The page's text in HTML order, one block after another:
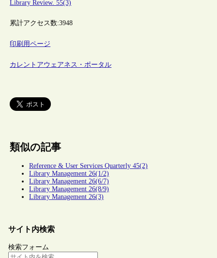
Library Review. 55(3)
累計アクセス数:3948
印刷用ページ
カレントアウェアネス・ポータル
類似の記事
Reference & User Services Quarterly 45(2)
Library Management 26(1/2)
Library Management 26(6/7)
Library Management 26(8/9)
Library Management 26(3)
サイト内検索
検索フォーム